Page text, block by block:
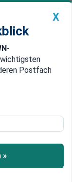
Premium
China
ist
der
X
Postfach
»